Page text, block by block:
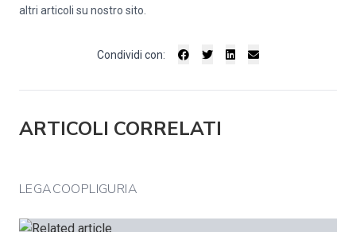
altri articoli su nostro sito.
Condividi con:
ARTICOLI CORRELATI
LEGACOOPLIGURIA